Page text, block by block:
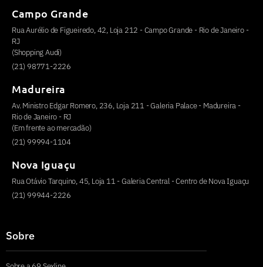
Campo Grande
Rua Aurélio de Figueiredo, 42, Loja 212 - Campo Grande - Rio de Janeiro -
RJ
(Shopping Audi)
(21) 98771-2226
Madureira
Av. Ministro Edgar Romero, 236, Loja 211 - Galeria Palace - Madureira -
Rio de Janeiro - RJ
(Em frente ao mercadão)
(21) 99994-1104
Nova Iguaçu
Rua Otávio Tarquino, 45, Loja 11 - Galeria Central - Centro de Nova Iguaçu
(21) 99944-2226
Sobre